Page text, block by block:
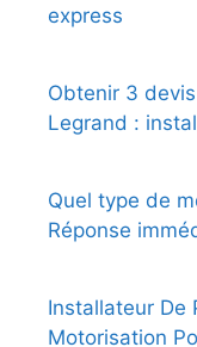
express
Obtenir 3
Legrand :
Quel type de
Réponse
Installateur De
Motorisation